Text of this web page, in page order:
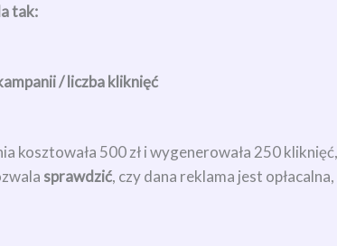
tak:
/ liczba kliknięć
kosztowała 500 zł i wygenerowała 250
sprawdzić, czy dana reklama jest